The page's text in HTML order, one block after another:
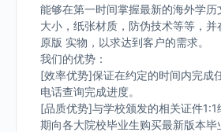
能够在第一时间掌握最新的海外学
大小，纸张材质，防伪技术等等，并
原版 实物，以求达到客户的需求。
我们的优势：
[效率优势]保证在约定的时间内完成
电话查询完成进度。
[品质优势]与学校颁发的相关证件1:1
期向各大院校毕业生购买最新版本毕